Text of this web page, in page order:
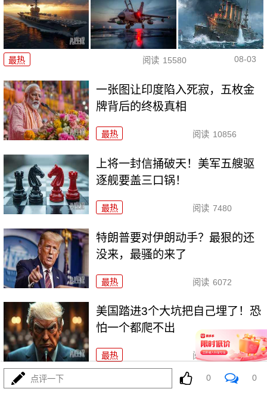
最热 阅读 15580 08-03
一张图让印度陷入死寂，五枚金
牌背后的终极真相
最热 阅读 10856
上将一封信捅破天！美军五艘驱
逐舰要盖三口锅！
最热 阅读 7480
特朗普要对伊朗动手？最狠的还
没来，最骚的来了
最热 阅读 6072
美国踏进3个大坑把自己埋了！恐
怕一个都爬不出
最热 阅读 17537
政治自杀！菲律宾防长，你这是
点评一下 0 0